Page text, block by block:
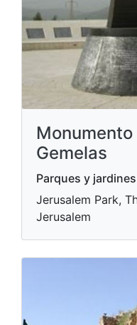
Gemelas
Parques y
Jerusalem Park,
Jerusalem